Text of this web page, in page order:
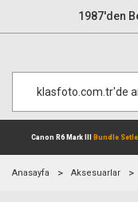
1987'den
Anasayfa Aksesuarlar